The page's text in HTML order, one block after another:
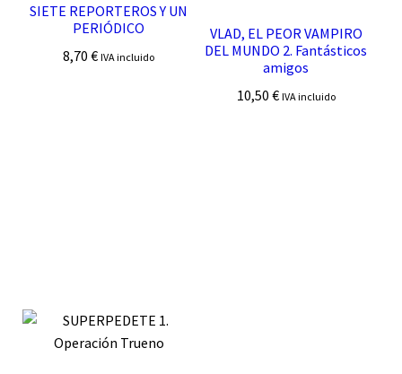
SIETE REPORTEROS Y UN
PERIÓDICO
8,70€ IVA incluido
VLAD, EL PEOR VAMPIRO
DEL MUNDO 2. Fantásticos
amigos
10,50 € IVA incluido